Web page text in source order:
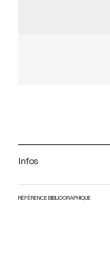
Infos
RÉFÉRENCE BIBLIOGRAPHIQUE